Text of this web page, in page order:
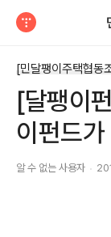
[민달팽이주택협동
[달팽이
이펀드
알 수 없는 사용자